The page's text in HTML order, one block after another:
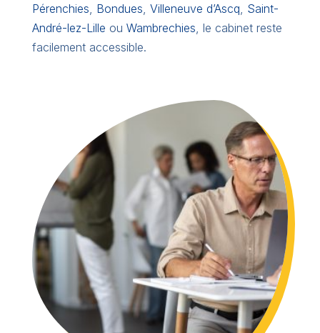
Pérenchies Bondues Villeneuve d’Ascq Saint-
André-lez-Lille ou Wambrechies , le cabinet reste
facilement accessible.